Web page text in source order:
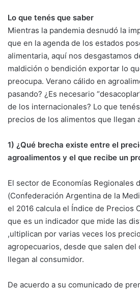
Lo que tenés que saber
Mientras la pandemia desnudó la
que en la agenda de los estados
alimentaria, aquí nos desgastamos
maldición o bendición exportar lo
preocupa. Verano cálido en
pasando? ¿Es necesario
de los internacionales? Lo que
precios de los alimentos que llegan
1) ¿Qué brecha existe entre el
agroalimentos y el que recibe un
El sector de Economías Regionales
(Confederación Argentina de la
el 2016 calcula el Índice de Precios
que es un indicador que mide las
,ultiplican por varias veces los
agropecuarios, desde que salen del
llegan al consumidor.
De acuerdo a su comunicado de